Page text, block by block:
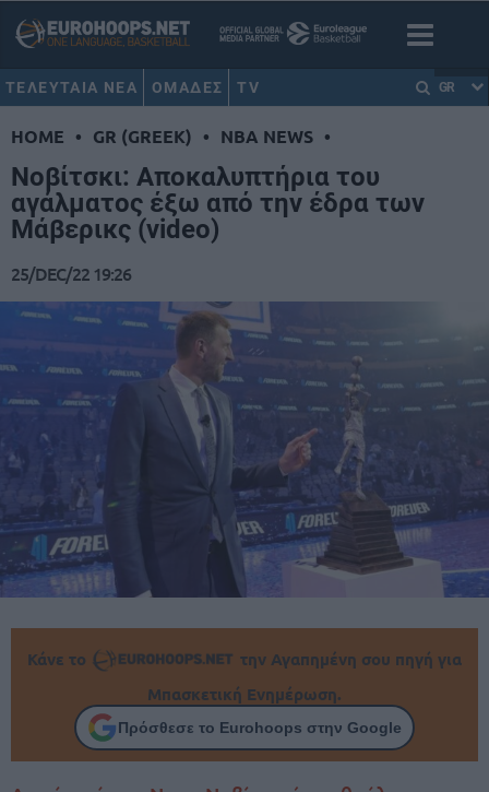
ΤΕΛΕΥΤΑΙΑ ΝΕΑ ΟΜΑΔΕΣ TV GR
HOME • GR (GREEK) • NBA NEWS •
Νοβίτσκι: Αποκαλυπτήρια του
αγάλματος έξω από την έδρα των
Μάβερικς (video)
25/DEC/22 19:26
Κάνε το
την Αγαπημένη σου πηγή για
Μπασκετική Ενημέρωση.
Πρόσθεσε το Eurohoops στην Google